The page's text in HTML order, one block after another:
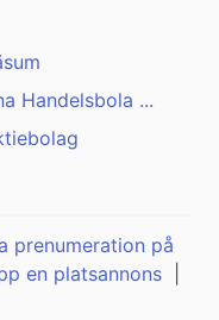
Handelsbola ...
prenumeration på
en platsannons